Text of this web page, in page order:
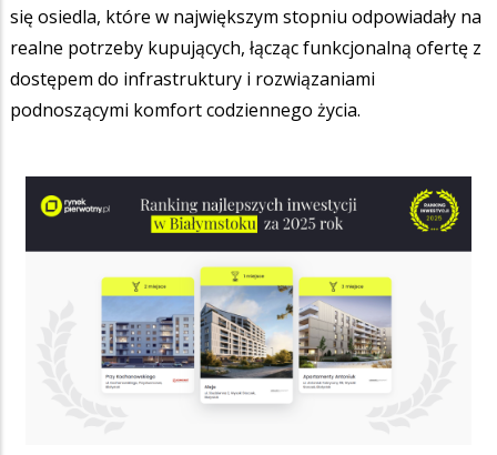
się osiedla, które w największym stopniu odpowiadały na
realne potrzeby kupujących, łącząc funkcjonalną ofertę z
dostępem do infrastruktury i rozwiązaniami
podnoszącymi komfort codziennego życia.